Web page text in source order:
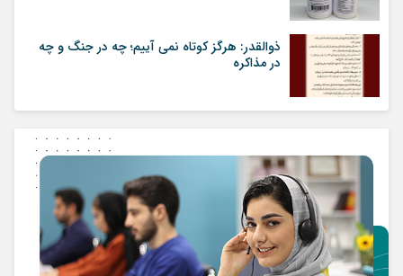
ذوالقدر: هرگز کوتاه نمی آییم؛ چه در جنگ و چه
در مذاکره